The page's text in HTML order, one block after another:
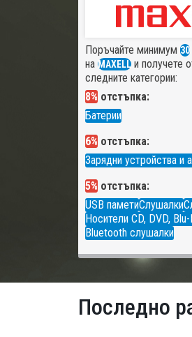
Поръчайте минимум 30
на MAXELL и получете
следните категории:
8% отстъпка:
Батерии
6% отстъпка:
Зарядни устройства и
5% отстъпка:
USB паметиСлушалки
Носители CD, DVD, Blu-
Bluetooth слушалки
Последно